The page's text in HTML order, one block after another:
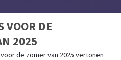
VOOR DE
2025
de zomer van 2025 vertonen